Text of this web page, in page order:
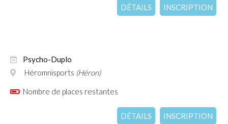
DÉTAILS INSCRIPTION
Psycho-Duplo
Héromnisports (Héron)
Nombre de places restantes
DÉTAILS INSCRIPTION